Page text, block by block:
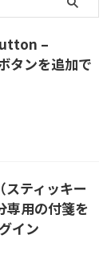
–
タンを追加で
ティッキー
専用の付箋を
イン